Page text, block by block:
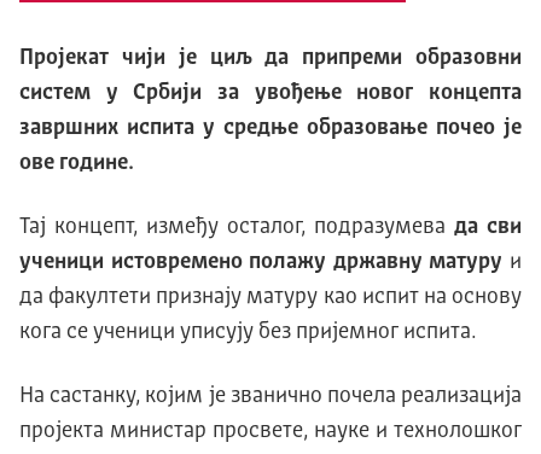
Пројекат чији је циљ да припреми образовни
систем у Србији за увођење новог концепта
завршних испита у средње образовање почео је
ове године.
Тај концепт, између осталог, подразумева да сви
ученици истовремено полажу државну матуру и
да факултети признају матуру као испит на основу
кога се ученици уписују без пријемног испита.
На састанку, којим је званично почела реализација
пројекта министар просвете, науке и технолошког